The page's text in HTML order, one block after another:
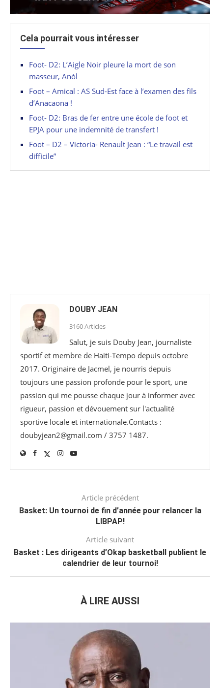
Cela pourrait vous intéresser
Foot- D2: L’Aigle Noir pleure la mort de son
masseur, Anòl
Foot – Amical : AS Sud-Est face à l’examen des fils
d’Anacaona !
Foot- D2: Bras de fer entre une école de foot et
EPJA pour une indemnité de transfert !
Foot – D2 – Victoria- Renault Jean : “Le travail est
difficile”
DOUBY JEAN
3160 Articles
Salut, je suis Douby Jean, journaliste
sportif et membre de Haiti-Tempo depuis octobre
2017. Originaire de Jacmel, je nourris depuis
toujours une passion profonde pour le sport, une
passion qui me pousse chaque jour à informer avec
rigueur, passion et dévouement sur l'actualité
sportive locale et internationale.Contacts :
doubyjean2@gmail.com / 3757 1487.
Article précédent
Basket: Un tournoi de fin d’année pour relancer la
LIBPAP!
Article suivant
Basket : Les dirigeants d’Okap basketball publient le
calendrier de leur tournoi!
À LIRE AUSSI